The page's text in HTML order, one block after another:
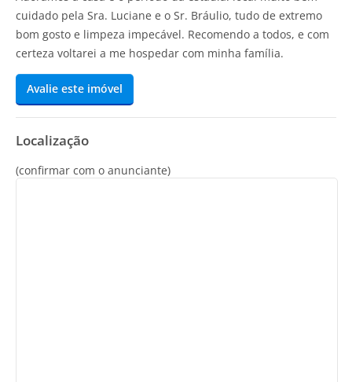
cuidado pela Sra. Luciane e o Sr. Bráulio, tudo de extremo
bom gosto e limpeza impecável. Recomendo a todos, e com
certeza voltarei a me hospedar com minha família.
Avalie este imóvel
Localização
(confirmar com o anunciante)